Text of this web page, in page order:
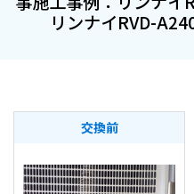
リンナイRVD-
交換前